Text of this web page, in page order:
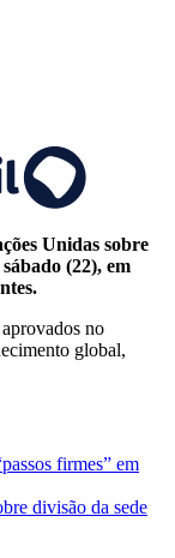
Unidas sobre
(22), em
no
global,
firmes” em
divisão da sede